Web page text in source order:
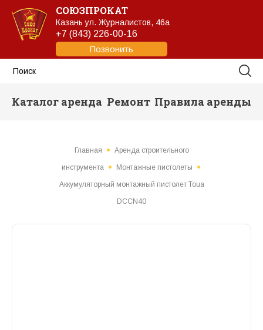
СОЮЗПРОКАТ
Казань ул. Журналистов, 46а
+7 (843) 226-00-16
Позвонить
Каталог аренда Ремонт Правила аренды
Главная Аренда строительного
инструмента Монтажные пистолеты
Аккумуляторный монтажный пистолет Toua
DCCN40